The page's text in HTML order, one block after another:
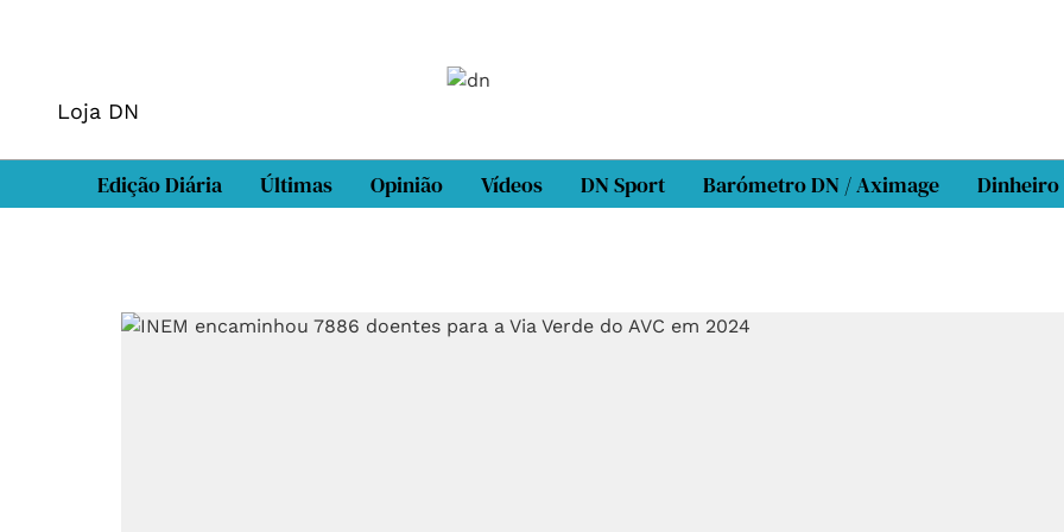
Loja DN
Edição Diária Últimas Opinião Vídeos DN Sport Barómetro DN / Aximage Dinheiro